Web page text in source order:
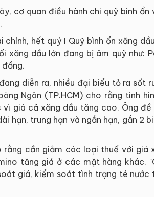
cơ quan điều hành chi quỹ bình
chính, hết quý I Quỹ bình ổn xăng
xăng dầu lớn đang bị âm quỹ như:
đồng.
diễn ra, nhiều đại biểu tỏ ra sốt
Ngân (TP.HCM) cho rằng tình
vì giá cả xăng dầu tăng cao. Ông
hạn, trung hạn và ngắn hạn, gắn 2
rằng cần giảm các loại thuế với giá
tăng giá ở các mặt hàng khác.
giá, kiểm soát tình trạng té nước